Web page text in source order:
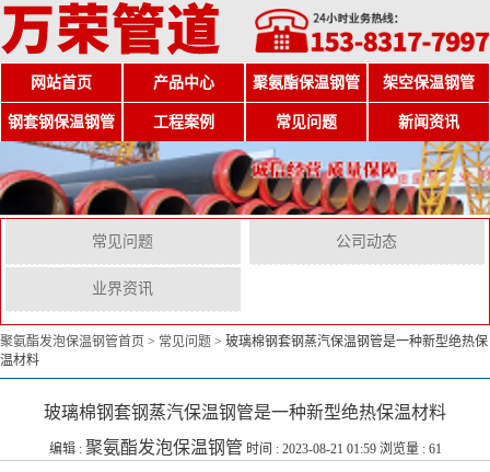
网站首页 产品中心 聚氨酯保温钢管 架空保温钢管
钢套钢保温钢管 工程案例 常见问题 新闻资讯
常见问题 公司动态
业界资讯
聚氨酯发泡保温钢管首页 > 常见问题 > 玻璃棉钢套钢蒸汽保温钢管是一种新型绝热保
温材料
玻璃棉钢套钢蒸汽保温钢管是一种新型绝热保温材料
编辑 : 聚氨酯发泡保温钢管 时间 : 2023-08-21 01:59 浏览量 : 61